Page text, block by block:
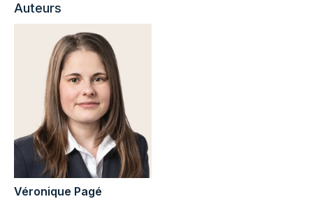
Auteurs
Véronique Pagé